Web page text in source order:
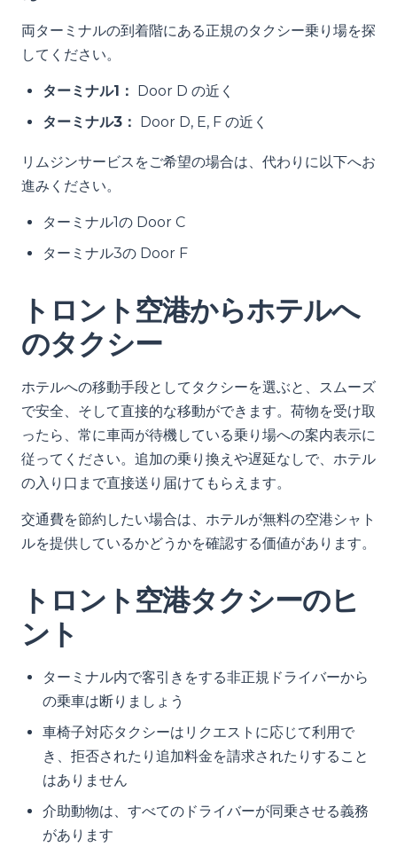
両ターミナルの到着階にある正規のタクシー乗り場を探
してください。
ターミナル1： Door D の近く
ターミナル3： Door D, E, F の近く
リムジンサービスをご希望の場合は、代わりに以下へお
進みください。
ターミナル1の Door C
ターミナル3の Door F
トロント空港からホテルへ
のタクシー
ホテルへの移動手段としてタクシーを選ぶと、スムーズ
で安全、そして直接的な移動ができます。荷物を受け取
ったら、常に車両が待機している乗り場への案内表示に
従ってください。追加の乗り換えや遅延なしで、ホテル
の入り口まで直接送り届けてもらえます。
交通費を節約したい場合は、ホテルが無料の空港シャト
ルを提供しているかどうかを確認する価値があります。
トロント空港タクシーのヒ
ント
ターミナル内で客引きをする非正規ドライバーから
の乗車は断りましょう
車椅子対応タクシーはリクエストに応じて利用で
き、拒否されたり追加料金を請求されたりすること
はありません
介助動物は、すべてのドライバーが同乗させる義務
があります